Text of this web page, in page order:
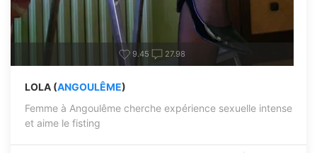
9.45 27.98
LOLA (ANGOULÊME)
Femme à Angoulême cherche expérience sexuelle intense
et aime le fisting